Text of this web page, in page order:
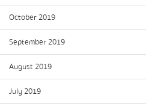
October 2019
September 2019
August 2019
July 2019